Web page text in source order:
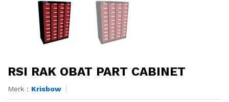
RSI RAK OBAT PART CABINET
Merk : Krisbow